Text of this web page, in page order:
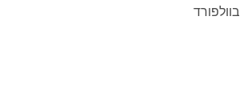
בוולפורד